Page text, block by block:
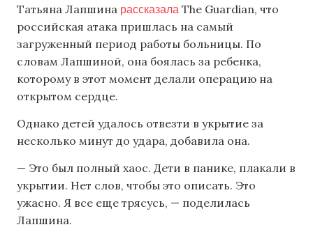
Татьяна Лапшина рассказала The Guardian, что
российская атака пришлась на самый
загруженный период работы больницы. По
словам Лапшиной, она боялась за ребенка,
которому в этот момент делали операцию на
открытом сердце.
Однако детей удалось отвезти в укрытие за
несколько минут до удара, добавила она.
— Это был полный хаос. Дети в панике, плакали в
укрытии. Нет слов, чтобы это описать. Это
ужасно. Я все еще трясусь, — поделилась
Лапшина.